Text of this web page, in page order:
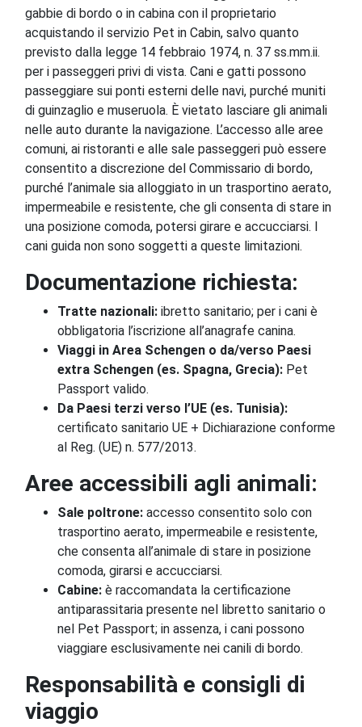
gabbie di bordo o in cabina con il proprietario
acquistando il servizio Pet in Cabin, salvo quanto
previsto dalla legge 14 febbraio 1974, n. 37 ss.mm.ii.
per i passeggeri privi di vista. Cani e gatti possono
passeggiare sui ponti esterni delle navi, purché muniti
di guinzaglio e museruola. È vietato lasciare gli animali
nelle auto durante la navigazione. L’accesso alle aree
comuni, ai ristoranti e alle sale passeggeri può essere
consentito a discrezione del Commissario di bordo,
purché l’animale sia alloggiato in un trasportino aerato,
impermeabile e resistente, che gli consenta di stare in
una posizione comoda, potersi girare e accucciarsi. I
cani guida non sono soggetti a queste limitazioni.
Documentazione richiesta:
Tratte nazionali: ibretto sanitario; per i cani è
obbligatoria l’iscrizione all’anagrafe canina.
Viaggi in Area Schengen o da/verso Paesi
extra Schengen (es. Spagna, Grecia): Pet
Passport valido.
Da Paesi terzi verso l’UE (es. Tunisia):
certificato sanitario UE + Dichiarazione conforme
al Reg. (UE) n. 577/2013.
Aree accessibili agli animali:
Sale poltrone: accesso consentito solo con
trasportino aerato, impermeabile e resistente,
che consenta all’animale di stare in posizione
comoda, girarsi e accucciarsi.
Cabine: è raccomandata la certificazione
antiparassitaria presente nel libretto sanitario o
nel Pet Passport; in assenza, i cani possono
viaggiare esclusivamente nei canili di bordo.
Responsabilità e consigli di
viaggio